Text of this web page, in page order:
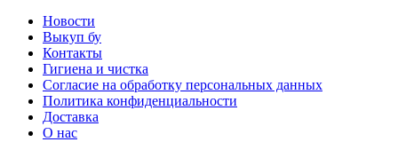
Новости
Выкуп бу
Контакты
Гигиена и чистка
Согласие на обработку персональных данных
Политика конфиденциальности
Доставка
О нас